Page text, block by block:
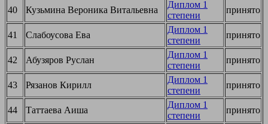
40 Кузьмина Вероника Витальевна
Диплом 1
степени
принято
41 Слабоусова Ева
Диплом 1
степени
принято
42 Абузяров Руслан
Диплом 1
степени
принято
43 Рязанов Кирилл
Диплом 1
степени
принято
44 Таттаева Аиша
Диплом 1
степени
принято